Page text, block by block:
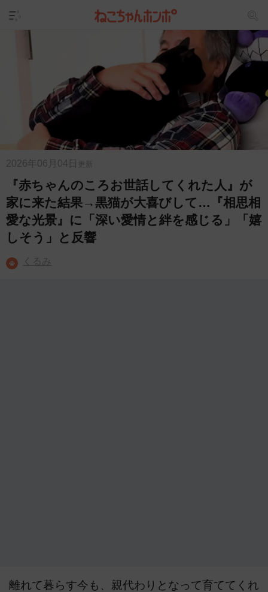
2026年06月04日 更新
『赤ちゃんのころお世話してくれた人』が
家に来た結果→黒猫が大喜びして…『相思相
愛な光景』に「深い愛情と絆を感じる」「嬉
しそう」と反響
くるみ
離れて暮らす今も、親代わりとなって育ててくれ